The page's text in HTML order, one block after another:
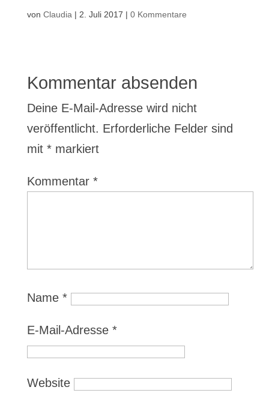
von Claudia | 2. Juli 2017 | 0 Kommentare
Kommentar absenden
Deine E-Mail-Adresse wird nicht
veröffentlicht. Erforderliche Felder sind
mit *markiert
Kommentar *
Name *
E-Mail-Adresse *
Website